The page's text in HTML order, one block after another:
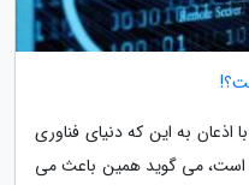
جان باسو، نویسنده سایت InfoWorld با اذعان به این که دنیای فناوری
است، می گوید همین باعث می